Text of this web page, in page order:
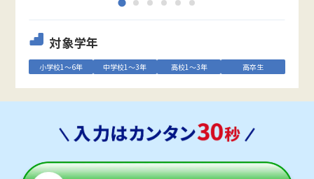
対象学年
小学校1～6年 中学校1～3年 高校1～3年 高卒生